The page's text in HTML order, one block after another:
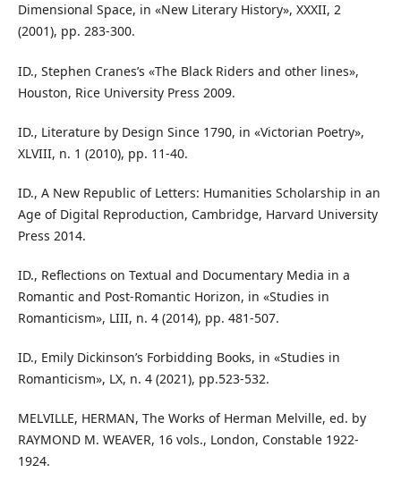
Dimensional Space, in «New Literary History», XXXII, 2
(2001), pp. 283-300.
ID., Stephen Cranes’s «The Black Riders and other lines»,
Houston, Rice University Press 2009.
ID., Literature by Design Since 1790, in «Victorian Poetry»,
XLVIII, n. 1 (2010), pp. 11-40.
ID., A New Republic of Letters: Humanities Scholarship in an
Age of Digital Reproduction, Cambridge, Harvard University
Press 2014.
ID., Reflections on Textual and Documentary Media in a
Romantic and Post-Romantic Horizon, in «Studies in
Romanticism», LIII, n. 4 (2014), pp. 481-507.
ID., Emily Dickinson’s Forbidding Books, in «Studies in
Romanticism», LX, n. 4 (2021), pp.523-532.
MELVILLE, HERMAN, The Works of Herman Melville, ed. by
RAYMOND M. WEAVER, 16 vols., London, Constable 1922-
1924.